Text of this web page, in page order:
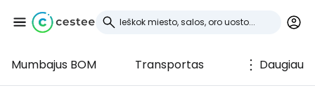
Mumbajus BOM Transportas Daugiau
Prisijunkite prie